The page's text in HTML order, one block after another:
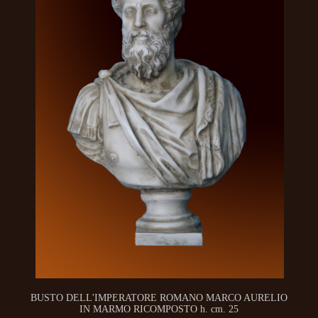
BUSTO DELL'IMPERATORE ROMANO MARCO AURELIO
IN MARMO RICOMPOSTO h. cm. 25